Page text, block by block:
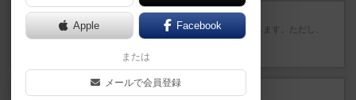
レビュー ふたつの街の物語
タイルを4×4で並べて街づくりします。ただし、
街は各プレイヤーの間にあ...
約2時間前
ルール/インスト
Apple Facebook
または
メールで会員登録